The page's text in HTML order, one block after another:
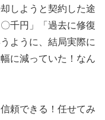
しようと契約した途
千円」「過去に修復
ように、結局実際に
に減っていた！なん
頼できる！任せてみ